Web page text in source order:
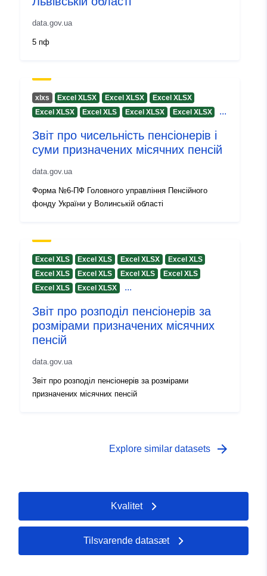
data.gov.ua
5 пф
xlxs Excel XLSX Excel XLSX
Excel XLSX
Excel XLSX
Excel XLS Excel XLSX Excel XLSX ...
Звіт про чисельність пенсіонерів і
суми призначених місячних пенсій
data.gov.ua
Форма №6-ПФ Головного управління Пенсійного
фонду України у Волинській області
Excel XLS Excel XLS Excel XLSX
Excel XLS
Excel XLS
Excel XLS Excel XLS
Excel XLS
Excel XLS
Excel XLSX ...
Звіт про розподіл пенсіонерів за
розмірами призначених місячних
пенсій
data.gov.ua
Звіт про розподіл пенсіонерів за розмірами
призначених місячних пенсій
Explore similar datasets arrow_forward
Kvalitet
Tilsvarende datasæt